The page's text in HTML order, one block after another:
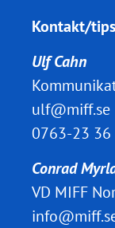
Kontakt/
Ulf Cahn
ulf@miff.se
0763-23 36
Conrad
VD MIFF